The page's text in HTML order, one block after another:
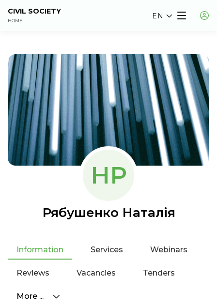
CIVIL SOCIETY
HOME
EN
НР
Рябушенко Наталія
Information Services Webinars
Reviews Vacancies Tenders
More ...